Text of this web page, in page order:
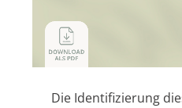
Die Identifizierung